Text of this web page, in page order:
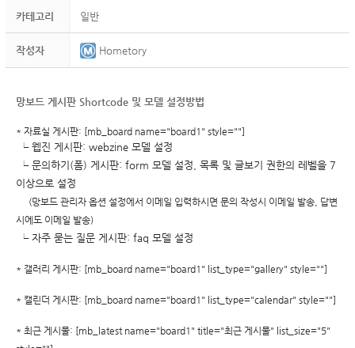
카테고리 일반
작성자 Hometory
망보드 게시판 Shortcode 및 모델 설정방법
* 자료실 게시판: [mb_board name="board1" style=""]
└ 웹진 게시판: webzine 모델 설정
└ 문의하기(폼) 게시판: form 모델 설정, 목록 및 글보기 권한의 레벨을 7
이상으로 설정
(망보드 관리자 옵션 설정에서 이메일 입력하시면 문의 작성시 이메일 발송, 답변
시에도 이메일 발송)
└ 자주 묻는 질문 게시판: faq 모델 설정
* 갤러리 게시판: [mb_board name="board1" list_type="gallery" style=""]
* 캘린더 게시판: [mb_board name="board1" list_type="calendar" style=""]
* 최근 게시물: [mb_latest name="board1" title="최근 게시물" list_size="5"